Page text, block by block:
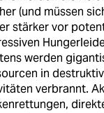
(und müssen
stärker vor
werden
in
verbrannt.